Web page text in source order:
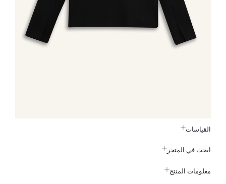
القياسات
ابحث في المتجر
معلومات المنتج